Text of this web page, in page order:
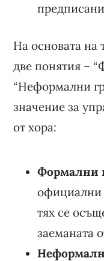
На основата на
две понятия –
“Неформални
значение за
от хора:
Формални
официални
тях се
заеманата